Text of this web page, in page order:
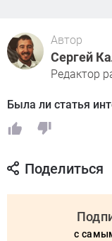
Автор
Сергей
Редактор
Была ли статья
Поделиться
с